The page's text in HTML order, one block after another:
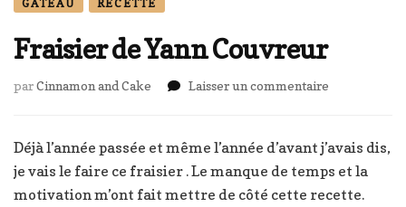
GATEAU RECETTE
Fraisier de Yann Couvreur
parCinnamon and Cake Laisser un commentaire
Yann
Déjà l’année passée et même l’année d’avant j’avais dis,
je vais le faire ce fraisier . Le manque de temps et la
motivation m’ont fait mettre de côté cette recette.